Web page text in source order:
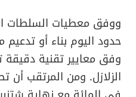
ووفق معطيات السلطات
وفق معايير تقنية